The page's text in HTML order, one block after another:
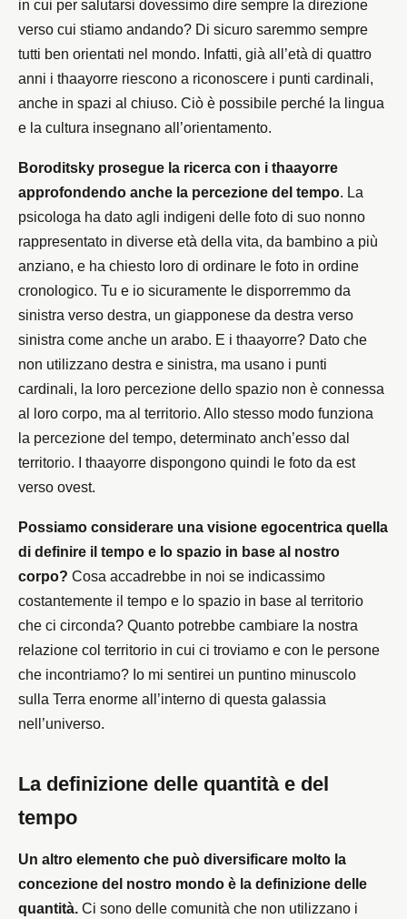
in cui per salutarsi dovessimo dire sempre la direzione
verso cui stiamo andando? Di sicuro saremmo sempre
tutti ben orientati nel mondo. Infatti, già all’età di quattro
anni i thaayorre riescono a riconoscere i punti cardinali,
anche in spazi al chiuso. Ciò è possibile perché la lingua
e la cultura insegnano all’orientamento.
Boroditsky prosegue la ricerca con i thaayorre
approfondendo anche la percezione del tempo. La
psicologa ha dato agli indigeni delle foto di suo nonno
rappresentato in diverse età della vita, da bambino a più
anziano, e ha chiesto loro di ordinare le foto in ordine
cronologico. Tu e io sicuramente le disporremmo da
sinistra verso destra, un giapponese da destra verso
sinistra come anche un arabo. E i thaayorre? Dato che
non utilizzano destra e sinistra, ma usano i punti
cardinali, la loro percezione dello spazio non è connessa
al loro corpo, ma al territorio. Allo stesso modo funziona
la percezione del tempo, determinato anch’esso dal
territorio. I thaayorre dispongono quindi le foto da est
verso ovest.
Possiamo considerare una visione egocentrica quella
di definire il tempo e lo spazio in base al nostro
corpo? Cosa accadrebbe in noi se indicassimo
costantemente il tempo e lo spazio in base al territorio
che ci circonda? Quanto potrebbe cambiare la nostra
relazione col territorio in cui ci troviamo e con le persone
che incontriamo? Io mi sentirei un puntino minuscolo
sulla Terra enorme all’interno di questa galassia
nell’universo.
La definizione delle quantità e del
tempo
Un altro elemento che può diversificare molto la
concezione del nostro mondo è la definizione delle
quantità. Ci sono delle comunità che non utilizzano i